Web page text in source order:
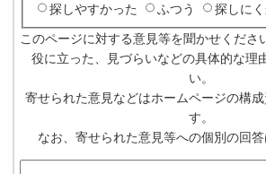
探しやすかった
ふつう 探しに
このページに対する意見等を聞かせくださ
役に立った、見づらいなどの具体的な理
い。
寄せられた意見などはホームページの構
す。
なお、寄せられた意見等への個別の回答